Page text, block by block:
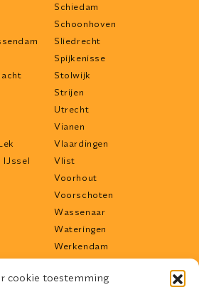
cookie toestemming
IJssel
Schiedam
Schoonhoven
Sliedrecht
Spijkenisse
Stolwijk
Strijen
Utrecht
Vianen
Vlaardingen
Vlist
Voorhout
Voorschoten
Wassenaar
Wateringen
Werkendam
Woudrichem